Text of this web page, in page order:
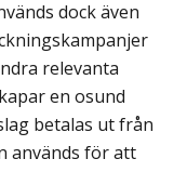
dock även
relevanta
en osund
betalas ut från
används för att